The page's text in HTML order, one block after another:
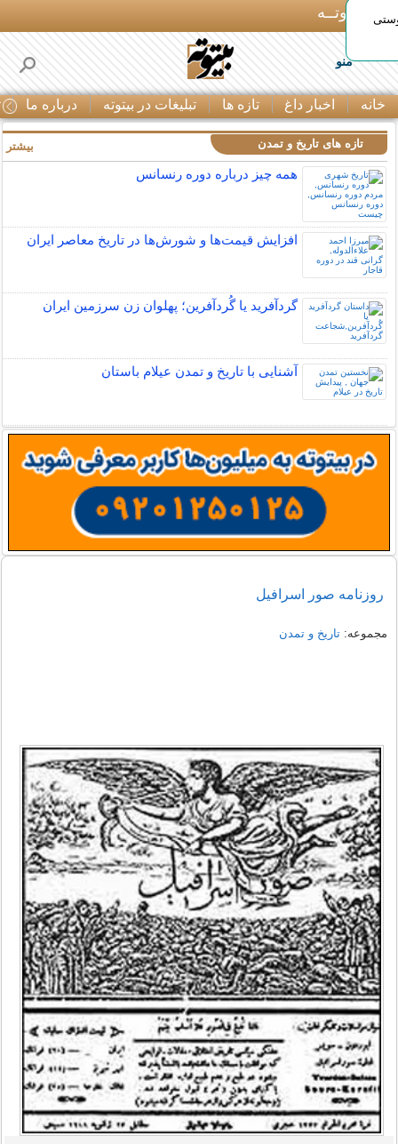
بـیتوتــه
منو
خانه اخبار داغ تازه ها تبلیغات در بیتوته درباره ما
تازه های تاریخ و تمدن
همه چیز درباره دوره رنسانس
افزایش قیمت‌ها و شورش‌ها در تاریخ معاصر ایران
گردآفرید یا گُردآفرین؛ پهلوان زن سرزمین ایران
آشنایی با تاریخ و تمدن عیلام باستان
بیشتر
روزنامه صور اسرافیل
مجموعه:تاریخ و تمدن